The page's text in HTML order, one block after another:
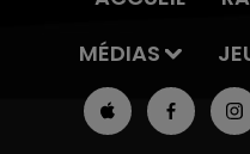
MÉDIAS